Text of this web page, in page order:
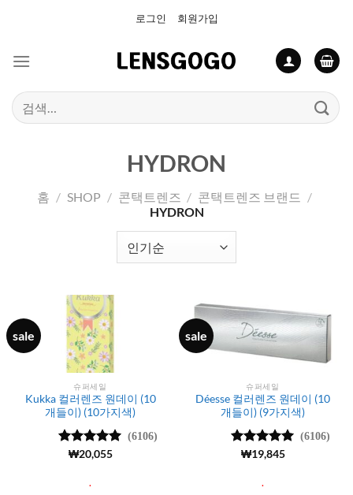
로그인 회원가입
검
색:
HYDRON
홈 / SHOP / 콘택트렌즈 / 콘택트렌즈 브랜드 /
HYDRON
sale
슈퍼세일
Kukka 컬러렌즈 원데이 (10
개들이) (10가지색)
5 중에서
(6106)
₩20,055
.
sale
슈퍼세일
Déesse 컬러렌즈 원데이 (10
개들이) (9가지색)
5 중에서
(6106)
₩19,845
.